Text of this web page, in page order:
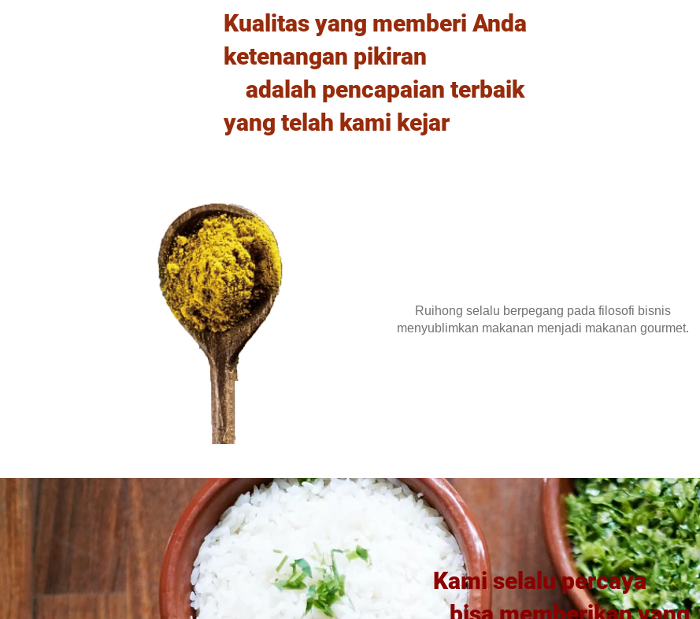
Kualitas yang memberi Anda
ketenangan pikiran
​ adalah pencapaian terbaik
yang telah kami kejar
Ruihong selalu berpegang pada filosofi bisnis
menyublimkan makanan menjadi makanan gourmet.
​Kami selalu percaya